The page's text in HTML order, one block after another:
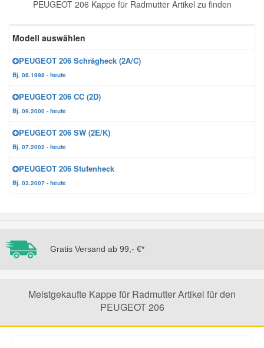
PEUGEOT 206 Kappe für Radmutter Artikel zu finden
Modell auswählen
PEUGEOT 206 Schrägheck (2A/C)
Bj. 08.1998 - heute
PEUGEOT 206 CC (2D)
Bj. 09.2000 - heute
PEUGEOT 206 SW (2E/K)
Bj. 07.2002 - heute
PEUGEOT 206 Stufenheck
Bj. 03.2007 - heute
Gratis Versand ab 99,- €*
Meistgekaufte Kappe für Radmutter Artikel für den
PEUGEOT 206
Zündanlage und Glühanlage
Jeep Ersatzteile
Kia Ersatzteile
Lancia Ersatzteile
Mazda Ersatzteile
Mercedes Ersatzteile